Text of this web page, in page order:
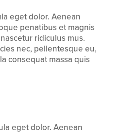
eget dolor. Aenean
penatibus et magnis
ridiculus mus.
nec, pellentesque eu,
consequat massa quis
eget dolor. Aenean